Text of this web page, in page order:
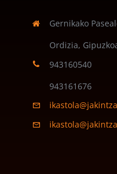
Gernikako
Ordizia,
943160540
943161676